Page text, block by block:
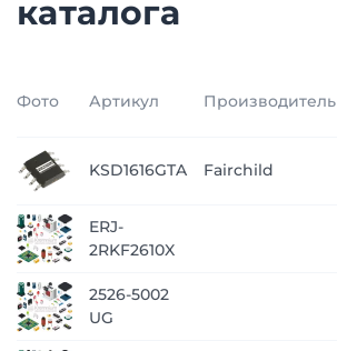
каталога
Фото Артикул Производитель
KSD1616GTA Fairchild
ERJ-
2RKF2610X
2526-5002
UG